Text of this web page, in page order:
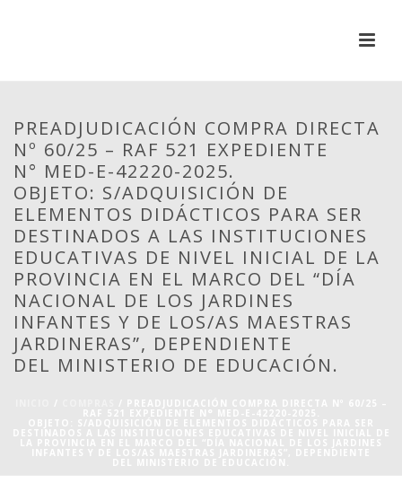
PREADJUDICACIÓN COMPRA DIRECTA
Nº 60/25 – RAF 521 EXPEDIENTE
N° MED-E-42220-2025.
OBJETO: S/ADQUISICIÓN DE
ELEMENTOS DIDÁCTICOS PARA SER
DESTINADOS A LAS INSTITUCIONES
EDUCATIVAS DE NIVEL INICIAL DE LA
PROVINCIA EN EL MARCO DEL “DÍA
NACIONAL DE LOS JARDINES
INFANTES Y DE LOS/AS MAESTRAS
JARDINERAS”, DEPENDIENTE
DEL MINISTERIO DE EDUCACIÓN.